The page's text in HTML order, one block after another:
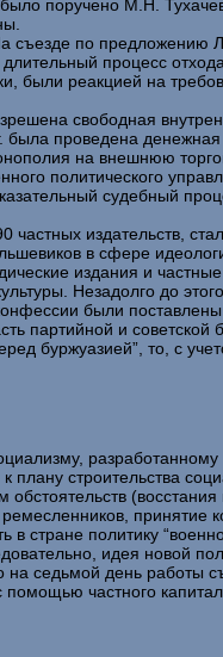
поручено М.Н.
по предложению
процесс
были реакцией на
свободная
проведена
на внешнюю
политического
судебный
частных издательств,
в сфере
издания и
Незадолго до
были
партийной и советской
буржуазией”, то, с
плану строительства
принятие
стране политику
идея новой
седьмой день работы
частного